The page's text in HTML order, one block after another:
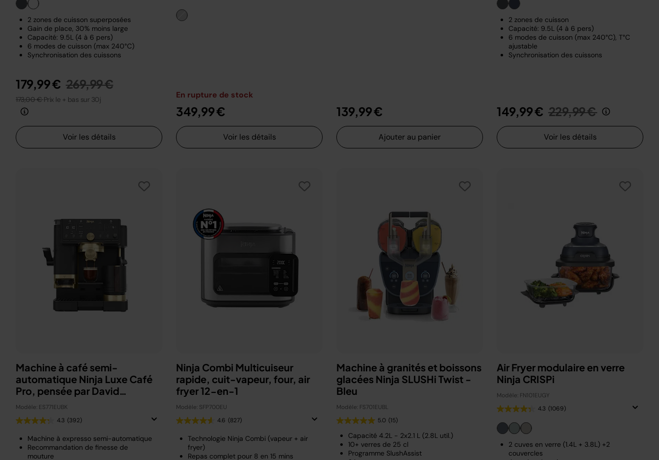
2 zones de cuisson superposées
Gain de place, 30% moins large
Capacité: 9.5L (4 à 6 pers)
6 modes de cuisson (max 240°C)
Synchronisation des cuissons
179,99 € Prix réduit de
269,99 €au
173,00 €Prix le + bas sur 30j
Voir les détails
En rupture de stock
349,99 €
Voir les détails
139,99 €
Ajouter au panier
2 zones de cuisson
Capacité: 9.5L (4 à 6 pers)
6 modes de cuisson (max 240°C), T°C
ajustable
Synchronisation des cuissons
149,99 € Prix réduit de
229,99 €au
Voir les détails
Machine à café semi-
automatique Ninja Luxe Café
Pro, pensée par David
Beckham
Modèle: ES771EUBK
4.3 (392)
Machine à expresso semi-automatique
Recommandation de finesse de
mouture
Ninja Combi Multicuiseur
rapide, cuit-vapeur, four, air
fryer 12-en-1
Modèle: SFP700EU
4.6 (827)
Technologie Ninja Combi (vapeur + air
fryer)
Repas complet pour 8 en 15 mins
Machine à granités et boissons
glacées Ninja SLUSHi Twist -
Bleu
Modèle: FS701EUBL
5.0 (15)
Capacité 4.2L - 2x2.1 L (2.8L util.)
10+ verres de 25 cl
Programme SlushAssist
Air Fryer modulaire en verre
Ninja CRISPi
Modèle: FN101EUGY
4.3 (1069)
2 cuves en verre (1.4L + 3.8L) +2
couvercles